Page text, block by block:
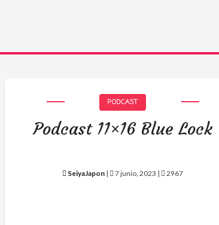
PODCAST
Podcast 11×16 Blue Lock
SeiyaJapon | 7 junio, 2023 | 2967